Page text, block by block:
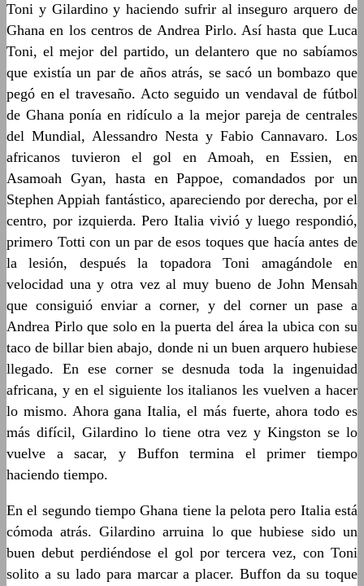
Toni y Gilardino y haciendo sufrir al inseguro arquero de
Ghana en los centros de Andrea Pirlo. Así hasta que Luca
Toni, el mejor del partido, un delantero que no sabíamos
que existía un par de años atrás, se sacó un bombazo que
pegó en el travesaño. Acto seguido un vendaval de fútbol
de Ghana ponía en ridículo a la mejor pareja de centrales
del Mundial, Alessandro Nesta y Fabio Cannavaro. Los
africanos tuvieron el gol en Amoah, en Essien, en
Asamoah Gyan, hasta en Pappoe, comandados por un
Stephen Appiah fantástico, apareciendo por derecha, por el
centro, por izquierda. Pero Italia vivió y luego respondió,
primero Totti con un par de esos toques que hacía antes de
la lesión, después la topadora Toni amagándole en
velocidad una y otra vez al muy bueno de John Mensah
que consiguió enviar a corner, y del corner un pase a
Andrea Pirlo que solo en la puerta del área la ubica con su
taco de billar bien abajo, donde ni un buen arquero hubiese
llegado. En ese corner se desnuda toda la ingenuidad
africana, y en el siguiente los italianos les vuelven a hacer
lo mismo. Ahora gana Italia, el más fuerte, ahora todo es
más difícil, Gilardino lo tiene otra vez y Kingston se lo
vuelve a sacar, y Buffon termina el primer tiempo
haciendo tiempo.
En el segundo tiempo Ghana tiene la pelota pero Italia está
cómoda atrás. Gilardino arruina lo que hubiese sido un
buen debut perdiéndose el gol por tercera vez, con Toni
solito a su lado para marcar a placer. Buffon da su toque